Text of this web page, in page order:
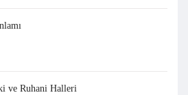
ve Ruhani Halleri